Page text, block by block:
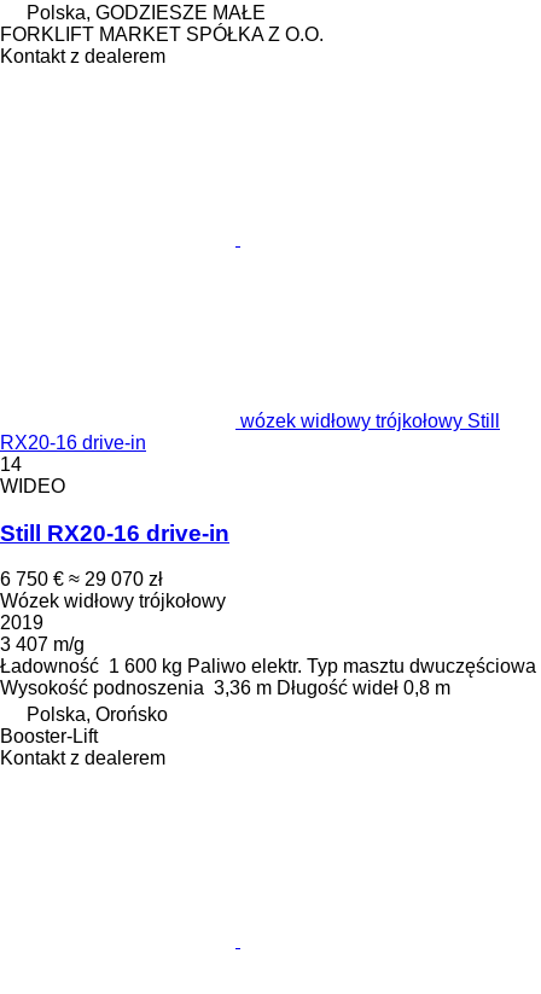
Polska, GODZIESZE MAŁE
FORKLIFT MARKET SPÓŁKA Z O.O.
Kontakt z dealerem
wózek widłowy trójkołowy Still
RX20-16 drive-in
14
WIDEO
Still RX20-16 drive-in
6 750 € ≈ 29 070 zł
Wózek widłowy trójkołowy
2019
3 407 m/g
Ładowność 1 600 kg Paliwo elektr. Typ masztu dwuczęściowa
Wysokość podnoszenia 3,36 m Długość wideł 0,8 m
Polska, Orońsko
Booster-Lift
Kontakt z dealerem